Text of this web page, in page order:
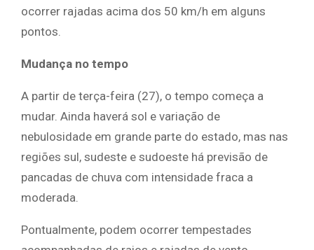
ocorrer rajadas acima dos 50 km/h em alguns
pontos.
Mudança no tempo
A partir de terça-feira (27), o tempo começa a
mudar. Ainda haverá sol e variação de
nebulosidade em grande parte do estado, mas nas
regiões sul, sudeste e sudoeste há previsão de
pancadas de chuva com intensidade fraca a
moderada.
Pontualmente, podem ocorrer tempestades